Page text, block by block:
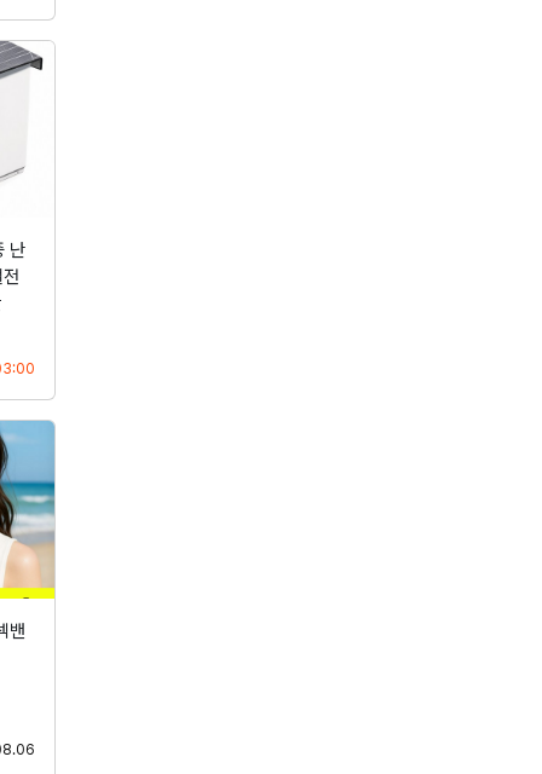
난
밴